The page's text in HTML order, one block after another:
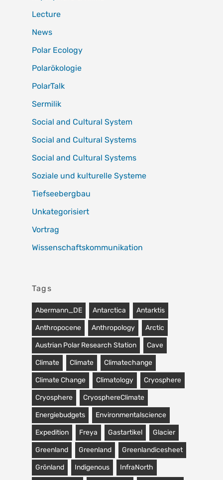
Lecture
News
Polar Ecology
Polarökologie
PolarTalk
Sermilik
Social and Cultural System
Social and Cultural Systems
Social and Cultural Systems
Soziale und kulturelle Systeme
Tiefseebergbau
Unkategorisiert
Vortrag
Wissenschaftskommunikation
Tags
Abermann_DE Antarctica Antarktis
Anthropocene Anthropology Arctic
Austrian Polar Research Station Cave
Climate Climate Climatechange
Climate Change Climatology Cryosphere
Cryosphere CryosphereClimate
Energiebudgets Environmentalscience
Expedition Freya Gastartikel Glacier
Greenland Greenland Greenlandicesheet
Grönland Indigenous InfraNorth